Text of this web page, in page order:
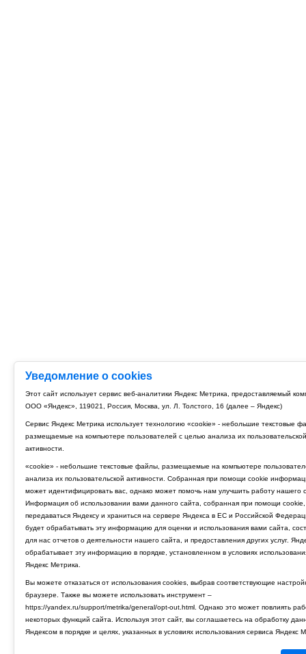
Уведомление о cookies
Этот сайт использует сервис веб-аналитики Яндекс Метрика, предоставляемый
ООО «Яндекс», 119021, Россия, Москва, ул. Л. Толстого, 16 (далее – Яндекс)
Сервис Яндекс Метрика использует технологию «cookie» - небольшие текстовые
размещаемые на компьютере пользователей с целью анализа их пользовательской
активности.
«cookie» - небольшие текстовые файлы, размещаемые на компьютере
анализа их пользовательской активности. Собранная при помощи cookie
может идентифицировать вас, однако может помочь нам улучшить работу нашего
Информация об использовании вами данного сайта, собранная при помощи cookie,
передаваться Яндексу и храниться на сервере Яндекса в ЕС и Российской
будет обрабатывать эту информацию для оценки и использования вами сайта,
для нас отчетов о деятельности нашего сайта, и предоставления других услуг.
обрабатывает эту информацию в порядке, установленном в условиях
Яндекс Метрика.
Вы можете отказаться от использования cookies, выбрав соответствующие
браузере. Также вы можете использовать инструмент –
https://yandex.ru/support/metrika/general/opt-out.html. Однако это может повлиять
некоторых функций сайта. Используя этот сайт, вы соглашаетесь на обработку
Яндексом в порядке и целях, указанных в условиях использования сервиса Яндекс